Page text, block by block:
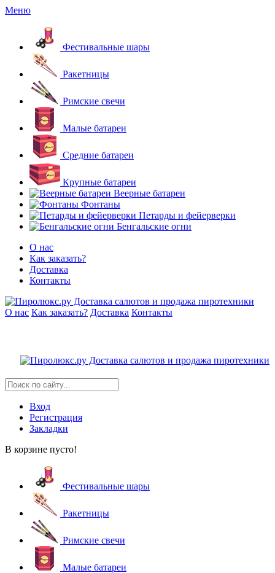
Меню
Фестивальные шары
Ракетницы
Римские свечи
Малые батареи
Средние батареи
Крупные батареи
Веерные батареи
Фонтаны
Петарды и фейерверки
Бенгальские огни
О нас
Как заказать?
Доставка
Контакты
О нас Как заказать? Доставка Контакты
Вход
Регистрация
Закладки
В корзине пусто!
Фестивальные шары
Ракетницы
Римские свечи
Малые батареи